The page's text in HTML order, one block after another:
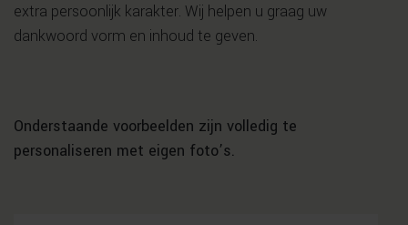
extra persoonlijk karakter. Wij helpen u graag uw
dankwoord vorm en inhoud te geven.
Onderstaande voorbeelden zijn volledig te
personaliseren met eigen foto’s.